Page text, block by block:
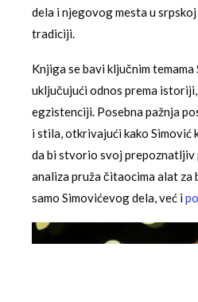
dela i njegovog mesta u
tradiciji.
Knjiga se bavi ključnim
uključujući odnos prema
egzistenciji. Posebna pažnja
i stila, otkrivajući kako
da bi stvorio svoj prepoznatljiv
analiza pruža čitaocima alat za
samo Simovićevog dela, već i